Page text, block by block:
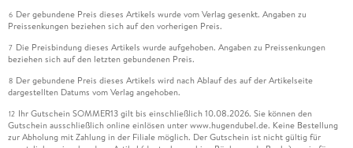
6 Der gebundene Preis dieses Artikels wurde vom Verlag gesenkt. Angaben zu
Preissenkungen beziehen sich auf den vorherigen Preis.
7 Die Preisbindung dieses Artikels wurde aufgehoben. Angaben zu Preissenkungen
beziehen sich auf den letzten gebundenen Preis.
8 Der gebundene Preis dieses Artikels wird nach Ablauf des auf der Artikelseite
dargestellten Datums vom Verlag angehoben.
12 Ihr Gutschein SOMMER13 gilt bis einschließlich 10.08.2026. Sie können den
Gutschein ausschließlich online einlösen unter www.hugendubel.de. Keine Bestellung
zur Abholung mit Zahlung in der Filiale möglich. Der Gutschein ist nicht gültig für